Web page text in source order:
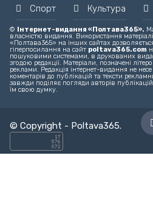
Спорт
Культура
© Інтернет-видання «Полтава365».
власністю видання. Використання
«Полтава365» на інших сайтах
гіперпосилання на сайт poltava365.com
пошуковими системами, в друкованих
згодою редакції. Матеріали, позначені
реклами. Редакція інтернет-видання не несе
коментарів до публікацій та тексти
завжди поділяє погляди авторів
їм свою думку.
© Copyright - Poltava365.